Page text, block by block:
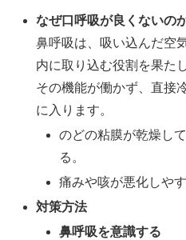
なぜ口呼吸が良くないの
鼻呼吸は、吸い込んだ空
内に取り込む役割を果た
その機能が働かず、直接
に入ります。
のどの粘膜が乾燥し
る。
痛みや咳が悪化しやす
対策方法
鼻呼吸を意識する